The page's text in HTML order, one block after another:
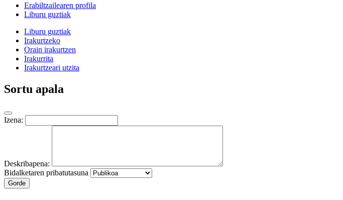
Erabiltzailearen profila
Liburu guztiak
Liburu guztiak
Irakurtzeko
Orain irakurtzen
Irakurrita
Irakurtzeari utzita
Sortu apala
Izena:
Deskribapena:
Bidalketaren pribatutasuna
Gorde